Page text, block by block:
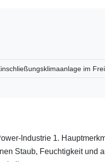
im
Industrie 1.
Staub, Feuchtigkeit und